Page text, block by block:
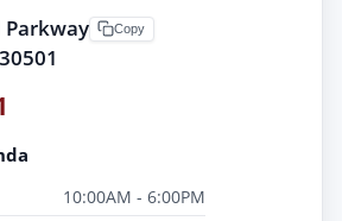
Parkway
Copy
10:00AM - 6:00PM